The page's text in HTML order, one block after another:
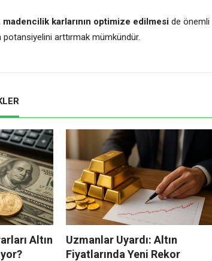
madencilik karlarının optimize edilmesi de önemli
arttırmak mümkündür.
Altın
Uzmanlar Uyardı: Altın
Fiyatlarında Yeni Rekor